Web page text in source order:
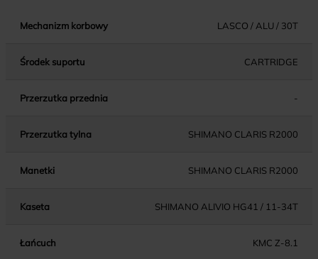
Mechanizm korbowy LASCO / ALU / 30T
Środek suportu CARTRIDGE
Przerzutka przednia -
Przerzutka tylna SHIMANO CLARIS R2000
Manetki SHIMANO CLARIS R2000
Kaseta SHIMANO ALIVIO HG41 / 11-34T
Łańcuch KMC Z-8.1